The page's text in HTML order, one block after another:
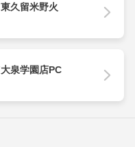
久留米野火
泉学園店PC